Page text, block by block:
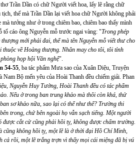
Trần Dần có chữ Người viết hoa, lấy lẽ rằng chữ
thế mà Trần Dần lại viết hoa chữ Người không phải
tưởng như ở trong chiêm bao, chiêm bao thấy mình
tố cáo ông Nguyễn mỗ trước ngai vàng: "Trong phép
mới phải đai, thế mà tên Nguyễn mỗ viết thư cho
về Hoàng thượng. Nhân may cho tôi, tôi tỉnh
họp hội Văn nghệ".
54-55, ba tác phẩm Mưa sao của Xuân Diệu, Truyện
Bộ mến yêu của Hoài Thanh đều chiếm giải. Phan
Nguyễn Huy Tưởng, Hoài Thanh đều có tác phẩm
Nếu ở trong ban trung khảo mà thôi còn khá, thử
sơ khảo nữa, sao lại có thể như thế? Trường thi
trong, chứ bên ngoài họ vẫn sạch tiếng. Một người
được cắt cử cũng phải hồi tỵ, không được chấm trường.
cũng không hồi tỵ, một lẽ là ở thời đại Hồ Chí Minh,
cả rồi, một lẽ trắng trợn vì thấy mọi cái miệng đã bị vú